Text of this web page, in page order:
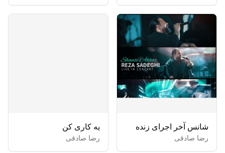
شانس آخر اجرای زنده
رضا صادقی
یه کاری کن
رضا صادقی